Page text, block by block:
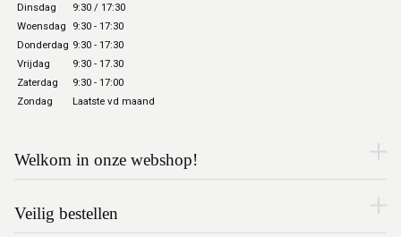
Dinsdag
9:30 / 17:30
Woensdag
9:30 - 17:30
Donderdag 9:30 - 17:30
Vrijdag
9:30 - 17.30
Zaterdag
9:30 - 17:00
Zondag
Laatste vd maand
Welkom in onze webshop!
Veilig bestellen